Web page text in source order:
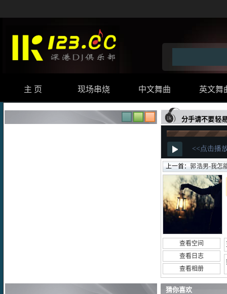
主 页 现场串烧 中文舞曲 英文舞
分手请不要轻
上一首：郭浩男-我怎能轻
查看空间
查看日志
查看相册
猜你喜欢